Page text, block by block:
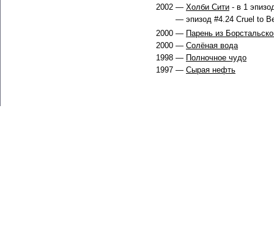
2002 — Холби Сити - в 1
— эпизод #4.24 Cruel to
2000 — Парень из
2000 — Солёная вода
1998 — Полночное чудо
1997 — Сырая нефть